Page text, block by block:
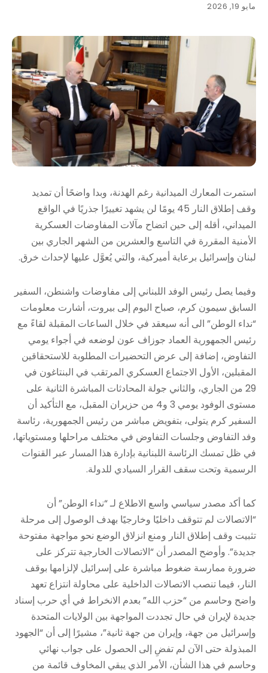
مايو 19, 2026
استمرت المعارك الميدانية رغم الهدنة، وبدا واضحًا أن تمديد
وقف إطلاق النار 45 يومًا لن يشهد تغييرًا جذريًا في الواقع
الميداني، أقله إلى حين اتضاح مآلات المفاوضات العسكرية
الأمنية المقررة في التاسع والعشرين من الشهر الجاري بين
لبنان وإسرائيل برعاية أميركية، والتي يُعوَّل عليها لإحداث خرق.
وفيما يصل رئيس الوفد اللبناني إلى مفاوضات واشنطن، السفير
السابق سيمون كرم، صباح اليوم إلى بيروت، أشارت معلومات
“نداء الوطن” الى أنه سيعقد في خلال الساعات المقبلة لقاءً مع
رئيس الجمهورية العماد جوزاف عون لوضعه في أجواء يومي
التفاوض، إضافة إلى عرض التحضيرات المطلوبة للاستحقاقين
المقبلين، الأول الاجتماع العسكري المرتقب في البنتاغون في
29 من الجاري، والثاني جولة المحادثات المباشرة الثانية على
مستوى الوفود يومي 3 و4 من حزيران المقبل، مع التأكيد أن
السفير كرم يتولى، بتفويض مباشر من رئيس الجمهورية، رئاسة
وفد التفاوض وجلسات التفاوض في مختلف مراحلها ومستوياتها،
في ظل تمسك الرئاسة اللبنانية بإدارة هذا المسار عبر القنوات
الرسمية وتحت سقف القرار السيادي للدولة.
كما أكد مصدر سياسي واسع الاطلاع لـ “نداء الوطن” أن
“الاتصالات لم تتوقف داخليًا وخارجيًا بهدف الوصول إلى مرحلة
تثبيت وقف إطلاق النار ومنع انزلاق الوضع نحو مواجهة مفتوحة
جديدة”. وأوضح المصدر أن “الاتصالات الخارجية تتركز على
ضرورة ممارسة ضغوط مباشرة على إسرائيل لإلزامها بوقف
النار، فيما تنصب الاتصالات الداخلية على محاولة انتزاع تعهد
واضح وحاسم من “حزب الله” بعدم الانخراط في أي حرب إسناد
جديدة لإيران في حال تجددت المواجهة بين الولايات المتحدة
وإسرائيل من جهة، وإيران من جهة ثانية”، مشيرًا إلى أن “الجهود
المبذولة حتى الآن لم تفضِ إلى الحصول على جواب نهائي
وحاسم في هذا الشأن، الأمر الذي يبقي المخاوف قائمة من